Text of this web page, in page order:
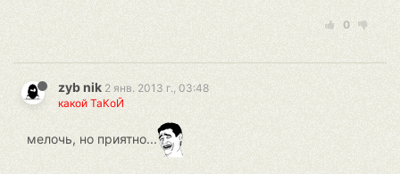
0
zyb nik 2 янв. 2013 г., 03:48
какой ТаКоЙ
мелочь, но приятно...